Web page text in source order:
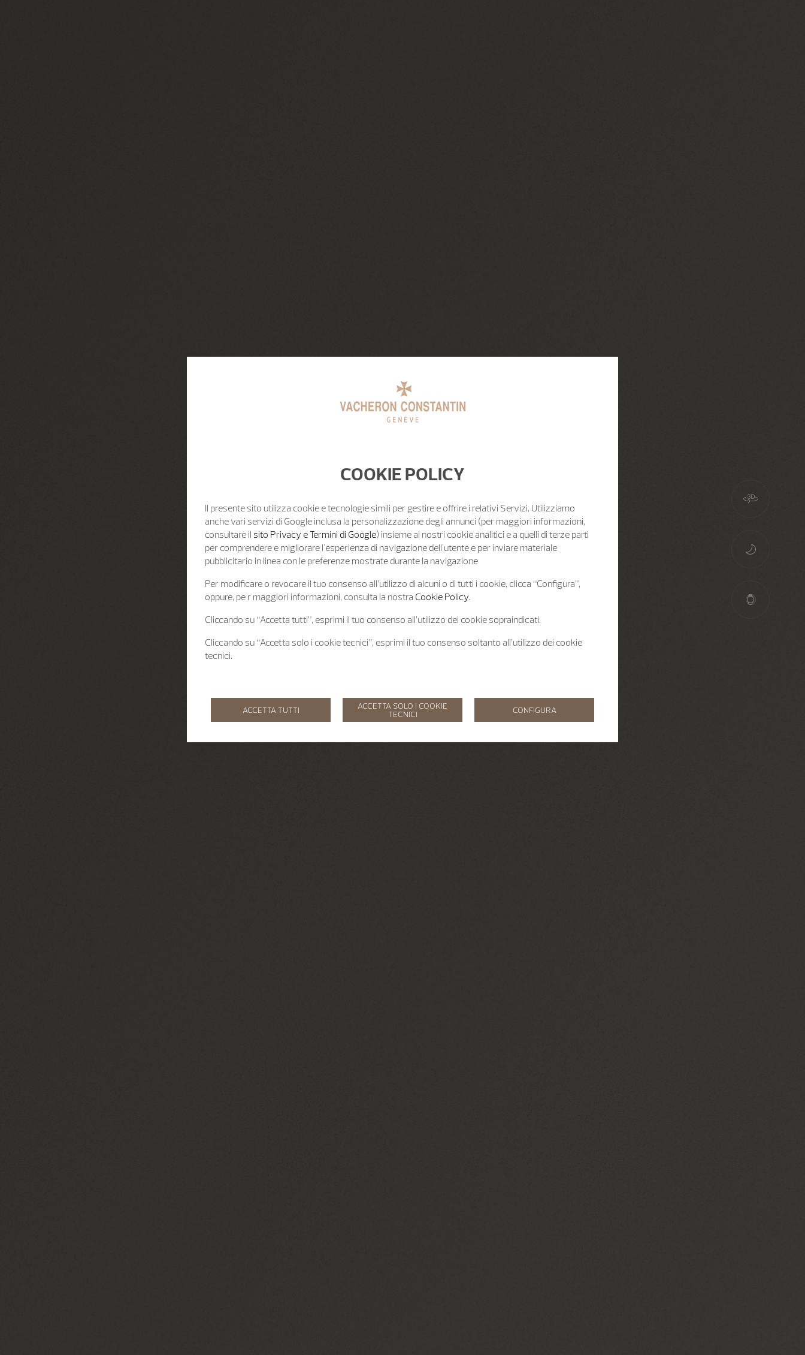
COOKIE POLICY
Il presente sito utilizza cookie e tecnologie simili per gestire e offrire i relativi Servizi. Utilizziamo
anche vari servizi di Google inclusa la personalizzazione degli annunci (per maggiori informazioni,
consultare il sito Privacy e Termini di Google) insieme ai nostri cookie analitici e a quelli di terze parti
per comprendere e migliorare l'esperienza di navigazione dell'utente e per inviare materiale
pubblicitario in linea con le preferenze mostrate durante la navigazione
Per modificare o revocare il tuo consenso all’utilizzo di alcuni o di tutti i cookie, clicca “Configura”,
oppure, pe r maggiori informazioni, consulta la nostra Cookie Policy.
Cliccando su “Accetta tutti”, esprimi il tuo consenso all’utilizzo dei cookie sopraindicati.
Cliccando su “Accetta solo i cookie tecnici”, esprimi il tuo consenso soltanto all’utilizzo dei cookie
tecnici.
ACCETTA TUTTI ACCETTA SOLO I COOKIE
TECNICI CONFIGURA